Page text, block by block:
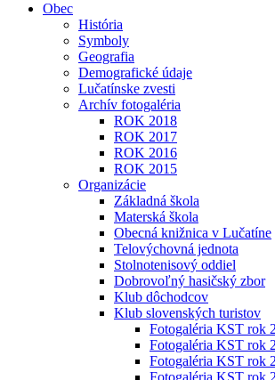
Obec
História
Symboly
Geografia
Demografické údaje
Lučatínske zvesti
Archív fotogaléria
ROK 2018
ROK 2017
ROK 2016
ROK 2015
Organizácie
Základná škola
Materská škola
Obecná knižnica v Lučatíne
Telovýchovná jednota
Stolnotenisový oddiel
Dobrovoľný hasičský zbor
Klub dôchodcov
Klub slovenských turistov
Fotogaléria KST rok
Fotogaléria KST rok
Fotogaléria KST rok
Fotogaléria KST rok